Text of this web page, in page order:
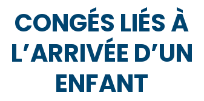
CONGÉS LIÉS À
L’ARRIVÉE D’UN
ENFANT